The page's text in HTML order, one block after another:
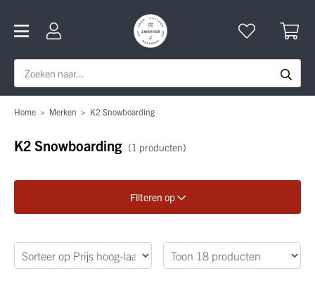
Home > Merken > K2 Snowboarding
K2 Snowboarding (1 producten)
Filteren op
Verfijn je zoekopdracht